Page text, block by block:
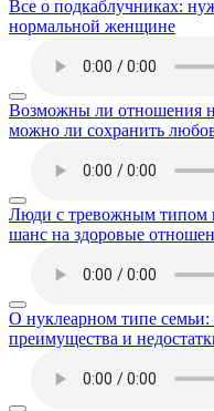
Все о подкаблучниках:
нормальной женщине
Возможны ли отношения
можно ли сохранить
Люди с тревожным типом
шанс на здоровые
О нуклеарном типе семьи:
преимущества и